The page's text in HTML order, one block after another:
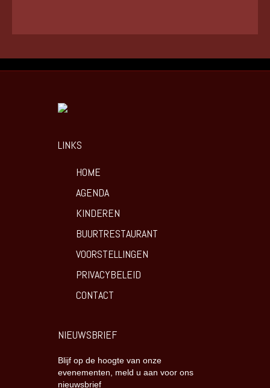
LINKS
HOME
AGENDA
KINDEREN
BUURTRESTAURANT
VOORSTELLINGEN
PRIVACYBELEID
CONTACT
NIEUWSBRIEF
Blijf op de hoogte van onze
evenementen, meld u aan voor ons
nieuwsbrief